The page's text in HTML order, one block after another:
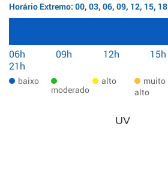
Horário Extremo: 00, 03, 06, 09, 12, 15, 18
06h 09h 12h 15h
21h
baixo
moderado
alto
muito
alto
UV